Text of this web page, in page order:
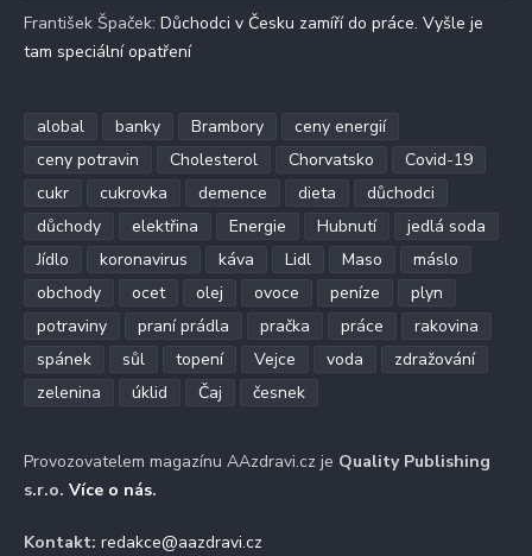
František Špaček: Důchodci v Česku zamíří do práce. Vyšle je
tam speciální opatření
alobal banky Brambory
ceny energií
ceny potravin
Cholesterol Chorvatsko
Covid-19
cukr
cukrovka demence dieta
důchodci
důchody
elektřina Energie Hubnutí
jedlá soda
Jídlo
koronavirus káva Lidl Maso
máslo
obchody
ocet olej ovoce peníze
plyn
potraviny
praní prádla pračka práce
rakovina
spánek
sůl topení Vejce voda
zdražování
zelenina
úklid Čaj česnek
Provozovatelem magazínu AAzdravi.cz je Quality Publishing
s.r.o. Více o nás.
Kontakt: redakce@aazdravi.cz